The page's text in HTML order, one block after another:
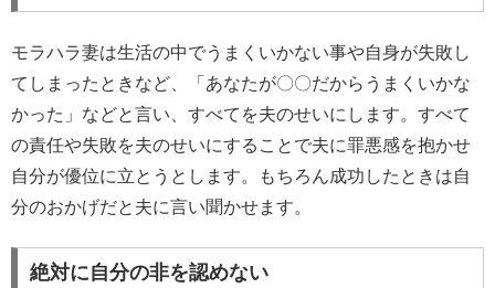
モラハラ妻は生活の中でうまくいかない事や自身が失敗し
てしまったときなど、「あなたが〇〇だからうまくいかな
かった」などと言い、すべてを夫のせいにします。すべて
の責任や失敗を夫のせいにすることで夫に罪悪感を抱かせ
自分が優位に立とうとします。もちろん成功したときは自
分のおかげだと夫に言い聞かせます。
絶対に自分の非を認めない